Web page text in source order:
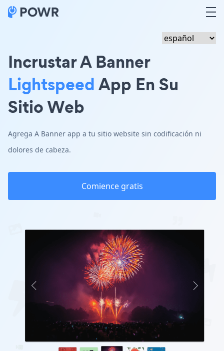
Incrustar A Banner
LightspeedApp En Su
Sitio Web
Agrega A Banner app a tu sitio website sin codificación ni
dolores de cabeza.
Comience gratis